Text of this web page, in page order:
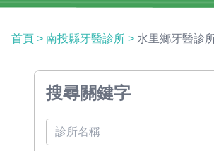
首頁 > 南投縣牙醫診所 > 水里鄉牙醫診
搜尋關鍵字